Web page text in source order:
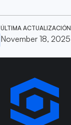
ÚLTIMA ACTUALIZACIÓN
November 18, 2025